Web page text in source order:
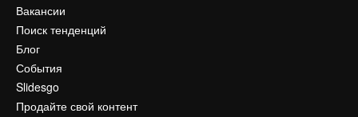
Вакансии
Поиск тенденций
Блог
События
Slidesgo
Продайте свой контент